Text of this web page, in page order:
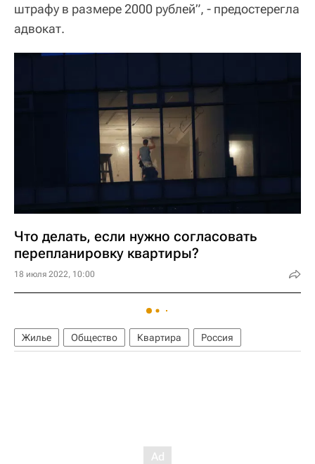
штрафу в размере 2000 рублей”, - предостерегла
адвокат.
Что делать, если нужно согласовать
перепланировку квартиры?
18 июля 2022, 10:00
Жилье Общество Квартира Россия